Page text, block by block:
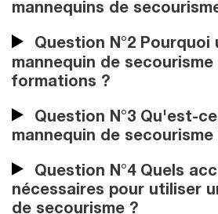
mannequins de
Question N°2 Pourquoi
mannequin de secourisme
formations ?
Question N°3 Qu'est-
mannequin de
Question N°4 Quels
nécessaires pour utiliser
de secourisme ?